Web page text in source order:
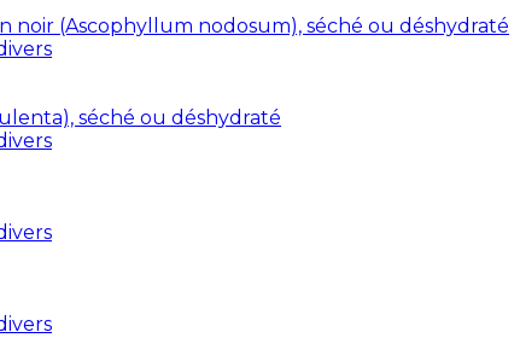
noir (Ascophyllum nodosum), séché ou déshydraté
séché ou déshydraté